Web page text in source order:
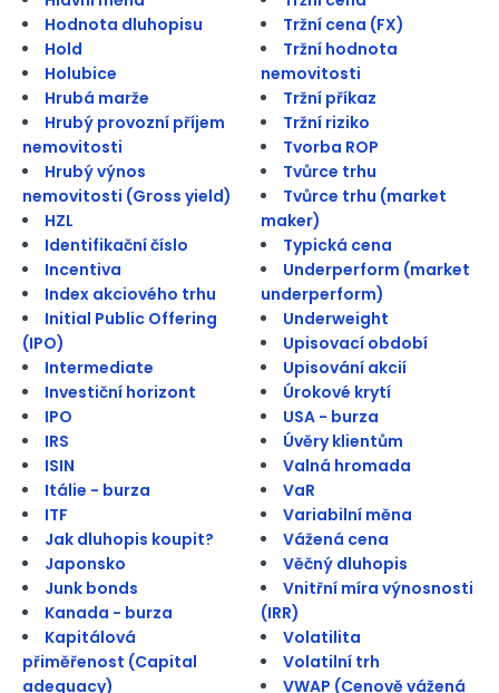
Hodnota dluhopisu
Hold
Holubice
Hrubá marže
Hrubý provozní příjem
nemovitosti
Hrubý výnos
nemovitosti (Gross yield)
HZL
Identifikační číslo
Incentiva
Index akciového trhu
Initial Public Offering
(IPO)
Intermediate
Investiční horizont
IPO
IRS
ISIN
Itálie - burza
ITF
Jak dluhopis koupit?
Japonsko
Junk bonds
Kanada - burza
Kapitálová
přiměřenost (Capital
adequacy)
Tržní cena (FX)
Tržní hodnota
nemovitosti
Tržní příkaz
Tržní riziko
Tvorba ROP
Tvůrce trhu
Tvůrce trhu (market
maker)
Typická cena
Underperform (market
underperform)
Underweight
Upisovací období
Upisování akcií
Úrokové krytí
USA - burza
Úvěry klientům
Valná hromada
VaR
Variabilní měna
Vážená cena
Věčný dluhopis
Vnitřní míra výnosnosti
(IRR)
Volatilita
Volatilní trh
VWAP (Cenově vážená